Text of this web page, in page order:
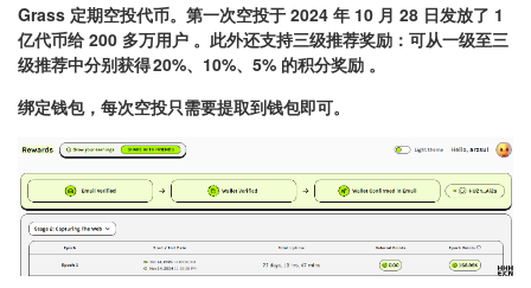
Grass 定期空投代币。第一次空投于 2024 年 10 月 28 日发放了 1
亿代币给 200 多万用户 。此外还支持三级推荐奖励：可从一级至三
级推荐中分别获得 20%、10%、5% 的积分奖励 。
绑定钱包，每次空投只需要提取到钱包即可。